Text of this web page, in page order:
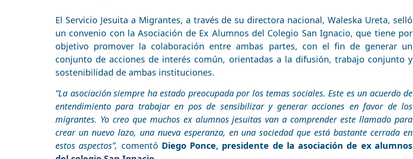
El Servicio Jesuita a Migrantes, a través de su directora nacional, Waleska Ureta, selló
un convenio con la Asociación de Ex Alumnos del Colegio San Ignacio, que tiene por
objetivo promover la colaboración entre ambas partes, con el fin de generar un
conjunto de acciones de interés común, orientadas a la difusión, trabajo conjunto y
sostenibilidad de ambas instituciones.
“La asociación siempre ha estado preocupada por los temas sociales. Este es un acuerdo de
entendimiento para trabajar en pos de sensibilizar y generar acciones en favor de los
migrantes. Yo creo que muchos ex alumnos jesuitas van a comprender este llamado para
crear un nuevo lazo, una nueva esperanza, en una sociedad que está bastante cerrada en
estos aspectos”, comentó Diego Ponce, presidente de la asociación de ex alumnos